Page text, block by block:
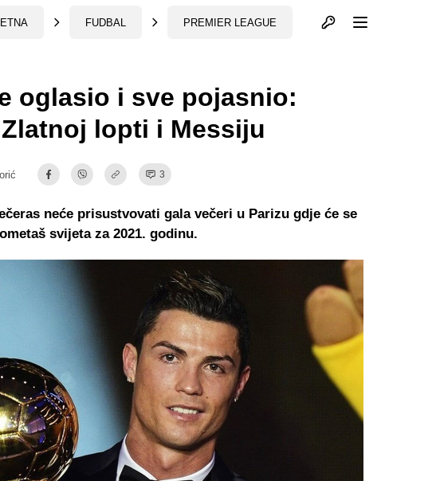
FUDBAL PREMIER LEAGUE Otvori profil
oglasio i sve pojasnio:
lopti i Messiju
3
neće prisustvovati gala večeri u Parizu gdje će se
svijeta za 2021. godinu.